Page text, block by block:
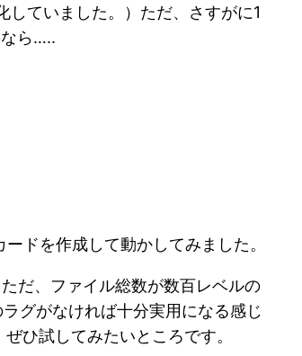
ていました。）ただ、さすがに1
ら…..
ドを作成して動かしてみました。
だ、ファイル総数が数百レベルの
グがなければ十分実用になる感じ
ひ試してみたいところです。